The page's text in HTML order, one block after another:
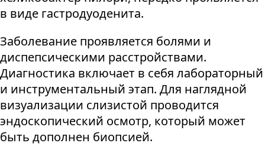
в виде гастродуоденита.
Заболевание проявляется болями и
диспепсическими расстройствами.
Диагностика включает в себя лабораторный
и инструментальный этап. Для наглядной
визуализации слизистой проводится
эндоскопический осмотр, который может
быть дополнен биопсией.